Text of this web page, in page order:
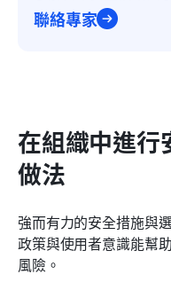
聯絡專家
在組織中進行
做法
強而有力的安全措施與
政策與使用者意識能幫
風險。